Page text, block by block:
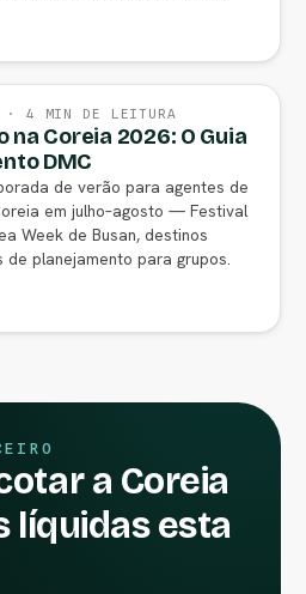
· 4 MIN DE LEITURA
na Coreia 2026: O Guia
DMC
de verão para agentes de
em julho–agosto — Festival
Week de Busan, destinos
planejamento para grupos.
a Coreia
líquidas esta